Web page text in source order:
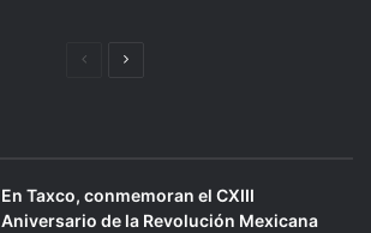
PáginaSiguiente
En Taxco, conmemoran el CXIII
Aniversario de la Revolución Mexicana